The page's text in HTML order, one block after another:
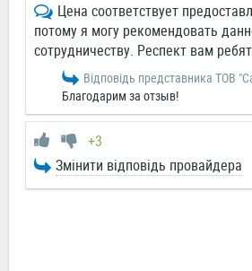
Цена соответствует
потому я могу рекомендовать
сотрудничеству. Респект вам
Відповідь представника ТОВ
Благодарим за отзыв!
+3
Змінити відповідь провайдера